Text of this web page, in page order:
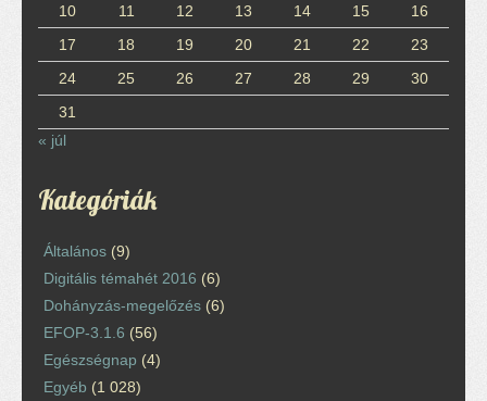
10
11 12 13 14 15
16
17
18 19 20 21 22
23
24
25 26 27 28 29
30
31
« júl
Kategóriák
Általános (9)
Digitális témahét 2016 (6)
Dohányzás-megelőzés (6)
EFOP-3.1.6 (56)
Egészségnap (4)
Egyéb (1 028)